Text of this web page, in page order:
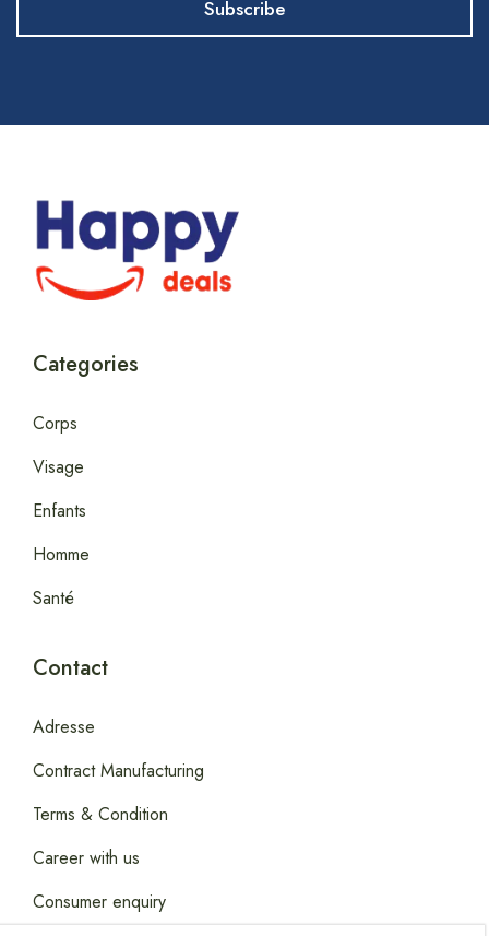
Categories
Corps
Visage
Enfants
Homme
Santé
Contact
Adresse
Contract Manufacturing
Terms & Condition
Career with us
Consumer enquiry